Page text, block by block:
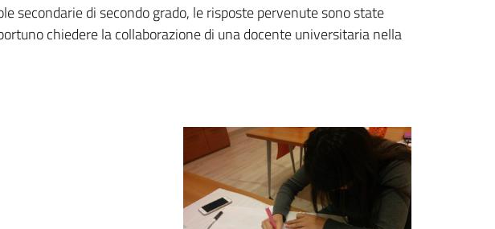
secondarie di secondo grado, le risposte pervenute sono state
chiedere la collaborazione di una docente universitaria nella